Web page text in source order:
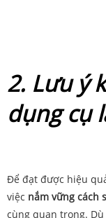
2. Lưu ý
dụng cụ
Để đạt được hiệu
việc nắm vững cách
cùng quan trọng.